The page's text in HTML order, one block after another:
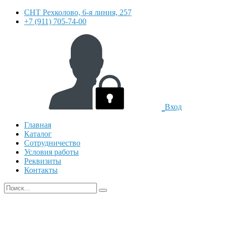
СНТ Рехколово, 6-я линия, 257
+7 (911) 705-74-00
Вход
Главная
Каталог
Сотрудничество
Условия работы
Реквизиты
Контакты